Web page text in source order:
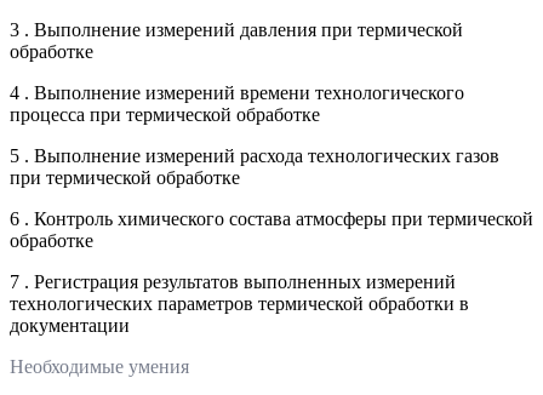
3 . Выполнение измерений давления при термической
обработке
4 . Выполнение измерений времени технологического
процесса при термической обработке
5 . Выполнение измерений расхода технологических газов
при термической обработке
6 . Контроль химического состава атмосферы при термической
обработке
7 . Регистрация результатов выполненных измерений
технологических параметров термической обработки в
документации
Необходимые умения